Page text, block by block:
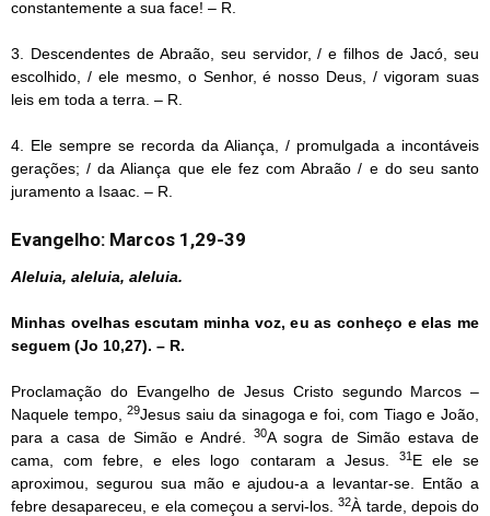
constantemente a sua face! – R.
3. Descendentes de Abraão, seu servidor, / e filhos de Jacó, seu
escolhido, / ele mesmo, o Senhor, é nosso Deus, / vigoram suas
leis em toda a terra. – R.
4. Ele sempre se recorda da Aliança, / promulgada a incontáveis
gerações; / da Aliança que ele fez com Abraão / e do seu santo
juramento a Isaac. – R.
Evangelho: Marcos 1,29-39
Aleluia, aleluia, aleluia.
Minhas ovelhas escutam minha voz, eu as conheço e elas me
seguem (Jo 10,27). – R.
Proclamação do Evangelho de Jesus Cristo segundo Marcos –
Naquele tempo,29Jesus saiu da sinagoga e foi, com Tiago e João,
para a casa de Simão e André.30A sogra de Simão estava de
cama, com febre, e eles logo contaram a Jesus.
31E ele se
aproximou, segurou sua mão e ajudou-a a levantar-se. Então a
febre desapareceu, e ela começou a servi-los.32À tarde, depois do